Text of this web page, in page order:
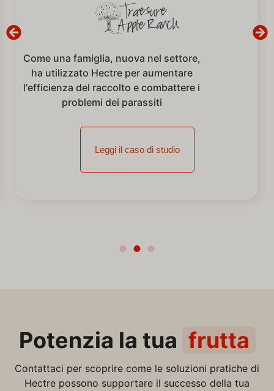
Come una famiglia, nuova nel settore,
ha utilizzato Hectre per aumentare
l'efficienza del raccolto e combattere i
problemi dei parassiti
Leggi il caso di studio
Potenzia la tua frutta
Contattaci per scoprire come le soluzioni pratiche di
Hectre possono supportare il successo della tua